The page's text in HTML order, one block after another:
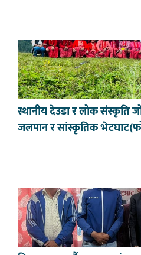
स्थानीय देउडा र लोक संस्कृति
जलपान र सांस्कृतिक